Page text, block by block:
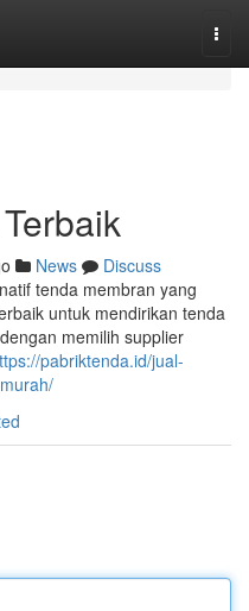
News
Discuss
tenda membran yang
untuk mendirikan tenda
memilih supplier
pabriktenda.id/jual-